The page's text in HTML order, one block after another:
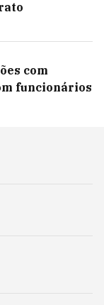
com
funcionários